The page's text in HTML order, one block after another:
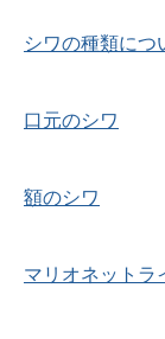
シワの種類につ
口元のシワ
額のシワ
マリオネットラ